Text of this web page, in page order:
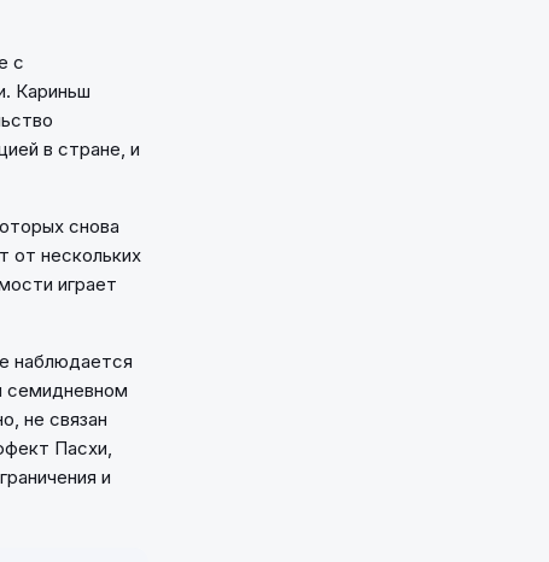
с
Кариньш
в стране, и
снова
от нескольких
играет
наблюдается
семидневном
не связан
Пасхи,
и